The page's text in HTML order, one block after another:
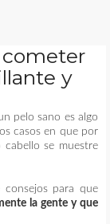
cometer
y
pelo sano es algo
casos en que por
se muestre
para que
la gente y que